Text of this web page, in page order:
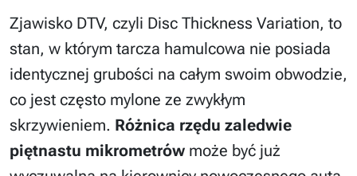
Zjawisko DTV, czyli Disc Thickness Variation, to
stan, w którym tarcza hamulcowa nie posiada
identycznej grubości na całym swoim obwodzie,
co jest często mylone ze zwykłym
skrzywieniem. Różnica rzędu zaledwie
piętnastu mikrometrów może być już